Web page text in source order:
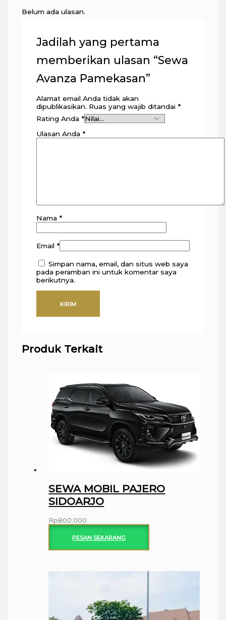
Belum ada ulasan.
Jadilah yang pertama
memberikan ulasan “Sewa
Avanza Pamekasan”
Alamat email Anda tidak akan
dipublikasikan. Ruas yang wajib ditandai *
Rating Anda *
Ulasan Anda *
Nama *
Email *
Simpan nama, email, dan situs web saya
pada peramban ini untuk komentar saya
berikutnya.
Produk Terkait
SEWA MOBIL PAJERO
SIDOARJO
Rp800.000
PESAN SEKARANG